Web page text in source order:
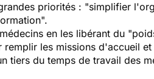
priorités : "simplifier
en les libérant du
les missions d'accueil
tiers du temps de travail des